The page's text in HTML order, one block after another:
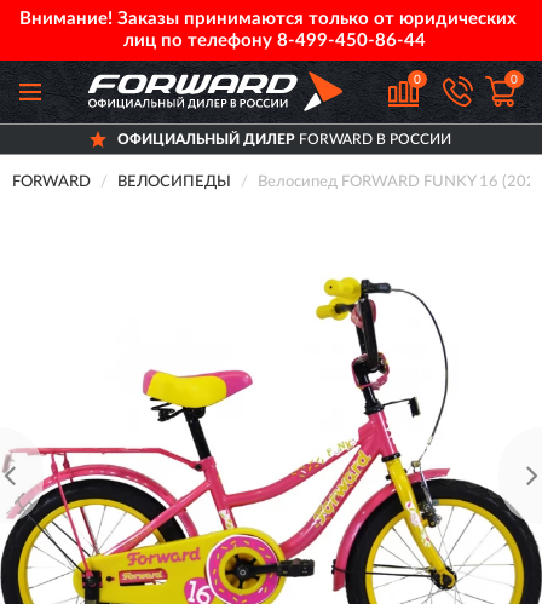
Внимание! Заказы принимаются только от юридических
лиц по телефону 8-499-450-86-44
0 0
ОФИЦИАЛЬНЫЙ ДИЛЕРFORWARD В РОССИИ
FORWARD ВЕЛОСИПЕДЫ Велосипед FORWARD FUNKY 16